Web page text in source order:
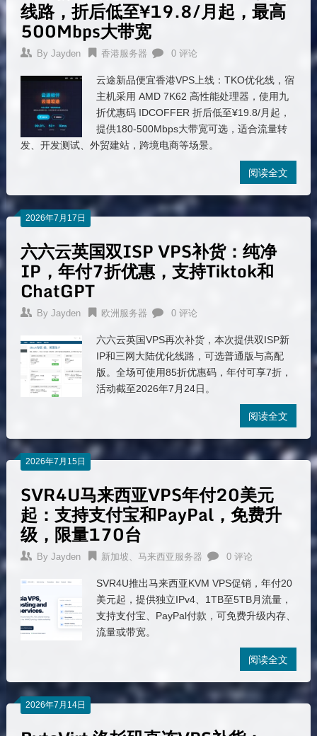
线路，折后低至¥19.8/月起，最高
500Mbps大带宽
By Jayden 香港服务器 0 评论
云途新品便宜香港VPS上线：TKO优化线，宿
主机采用 AMD 7K62 高性能处理器，使用九
折优惠码 IDCOFFER 折后低至¥19.8/月起，
提供180-500Mbps大带宽可选，适合流量转
发、开发测试、外贸建站，跨境电商等场景。
阅读全文
2026年7月17日
六六云英国双ISP VPS补货：纯净
IP，年付7折优惠，支持Tiktok和
ChatGPT
By Jayden 欧洲服务器 0 评论
六六云英国VPS再次补货，本次提供双ISP新
IP和三网大陆优化线路，可选普通版与高配
版。全场可使用85折优惠码，年付可享7折，
活动截至2026年7月24日。
阅读全文
2026年7月15日
SVR4U马来西亚VPS年付20美元
起：支持支付宝和PayPal，免费升
级，限量170台
By Jayden 新加坡、马来西亚服务器 0 评论
SVR4U推出马来西亚KVM VPS促销，年付20
美元起，提供独立IPv4、1TB至5TB月流量，
支持支付宝、PayPal付款，可免费升级内存、
流量或带宽。
阅读全文
2026年7月14日